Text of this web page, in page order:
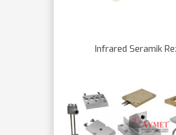
Infrared Seramik